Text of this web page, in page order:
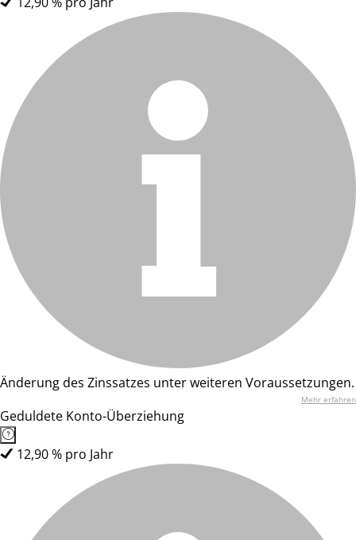
Änderung des Zinssatzes unter weiteren Voraussetzungen.
Mehr erfahren
Geduldete Konto-Überziehung
12,90 % pro Jahr